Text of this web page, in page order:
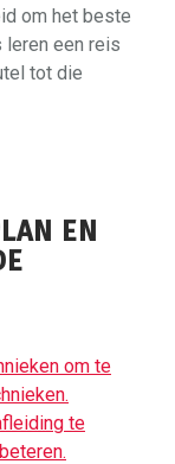
om het beste
leren een reis
tot die
EN
om te
te